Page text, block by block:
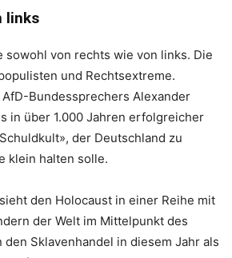
links
von rechts wie von links. Die
und Rechtsextreme.
Bundessprechers Alexander
in über 1.000 Jahren erfolgreicher
der Deutschland zu
klein halten solle.
den Holocaust in einer Reihe mit
der Welt im Mittelpunkt des
Sklavenhandel in diesem Jahr als